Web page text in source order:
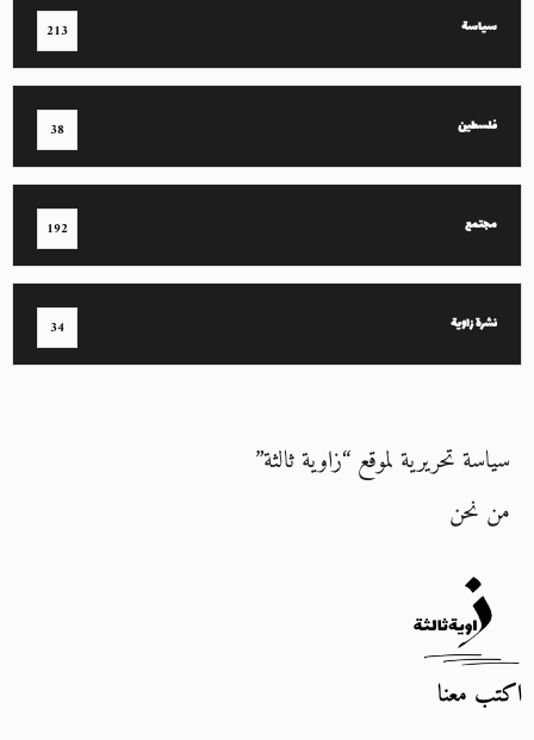
سياسة 213
فلسطين 38
مجتمع 192
نشرة زاوية 34
سياسة تحريرية لموقع “زاوية ثالثة”
من نحن
اكتب معنا